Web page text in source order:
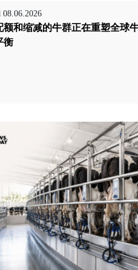
08.06.2026
额和缩减的牛群正在重塑全球
衡